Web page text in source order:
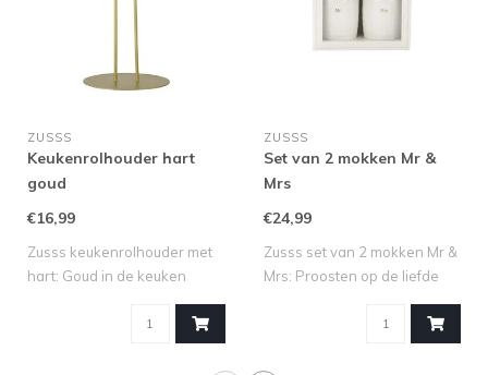
ZUSSS
Keukenrolhouder hart
goud
€16,99
Zusss keukenrolhouder met
hart: Goud in de keuken
ZUSSS
Set van 2 mokken Mr &
Mrs
€24,99
Zusss set van 2 mokken Mr &
Mrs: Proosten op de liefde